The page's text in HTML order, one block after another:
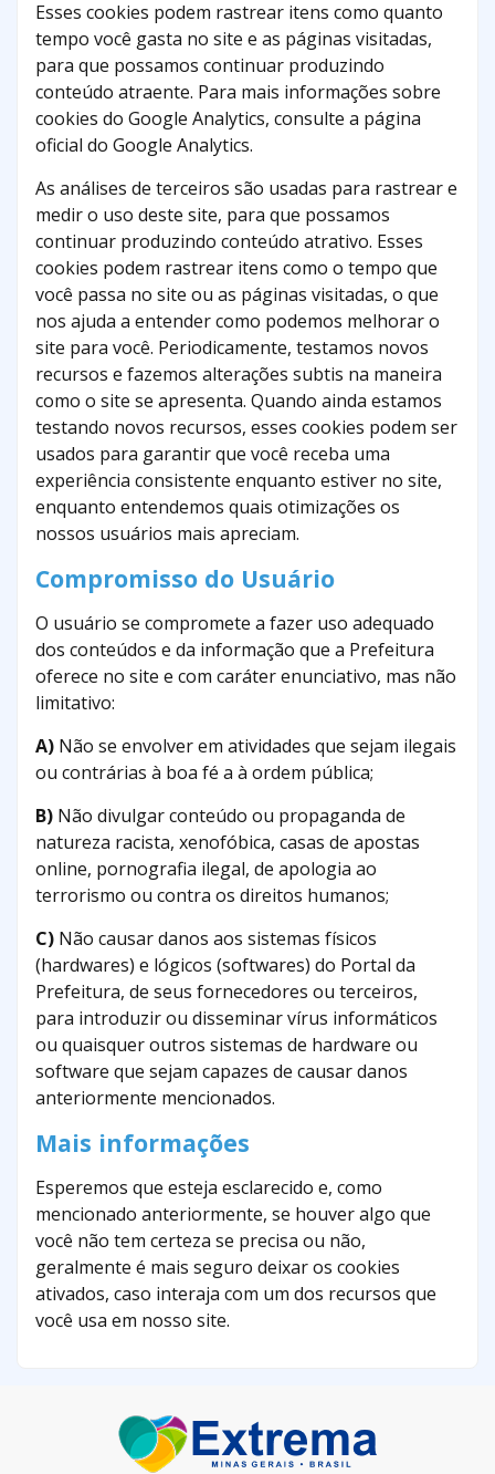
Esses cookies podem rastrear itens como quanto
tempo você gasta no site e as páginas visitadas,
para que possamos continuar produzindo
conteúdo atraente. Para mais informações sobre
cookies do Google Analytics, consulte a página
oficial do Google Analytics.
As análises de terceiros são usadas para rastrear e
medir o uso deste site, para que possamos
continuar produzindo conteúdo atrativo. Esses
cookies podem rastrear itens como o tempo que
você passa no site ou as páginas visitadas, o que
nos ajuda a entender como podemos melhorar o
site para você. Periodicamente, testamos novos
recursos e fazemos alterações subtis na maneira
como o site se apresenta. Quando ainda estamos
testando novos recursos, esses cookies podem ser
usados ​​para garantir que você receba uma
experiência consistente enquanto estiver no site,
enquanto entendemos quais otimizações os
nossos usuários mais apreciam.
Compromisso do Usuário
O usuário se compromete a fazer uso adequado
dos conteúdos e da informação que a Prefeitura
oferece no site e com caráter enunciativo, mas não
limitativo:
A) Não se envolver em atividades que sejam ilegais
ou contrárias à boa fé a à ordem pública;
B) Não divulgar conteúdo ou propaganda de
natureza racista, xenofóbica, casas de apostas
online, pornografia ilegal, de apologia ao
terrorismo ou contra os direitos humanos;
C) Não causar danos aos sistemas físicos
(hardwares) e lógicos (softwares) do Portal da
Prefeitura, de seus fornecedores ou terceiros,
para introduzir ou disseminar vírus informáticos
ou quaisquer outros sistemas de hardware ou
software que sejam capazes de causar danos
anteriormente mencionados.
Mais informações
Esperemos que esteja esclarecido e, como
mencionado anteriormente, se houver algo que
você não tem certeza se precisa ou não,
geralmente é mais seguro deixar os cookies
ativados, caso interaja com um dos recursos que
você usa em nosso site.